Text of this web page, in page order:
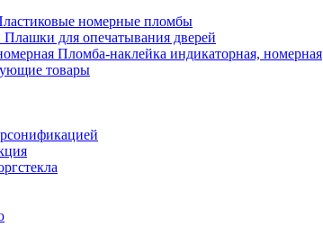
номерные пломбы
Плашки для опечатывания дверей
Пломба-наклейка индикаторная, номерная
товары